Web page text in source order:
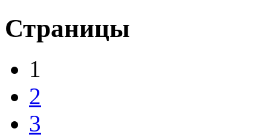
Страницы
1
2
3